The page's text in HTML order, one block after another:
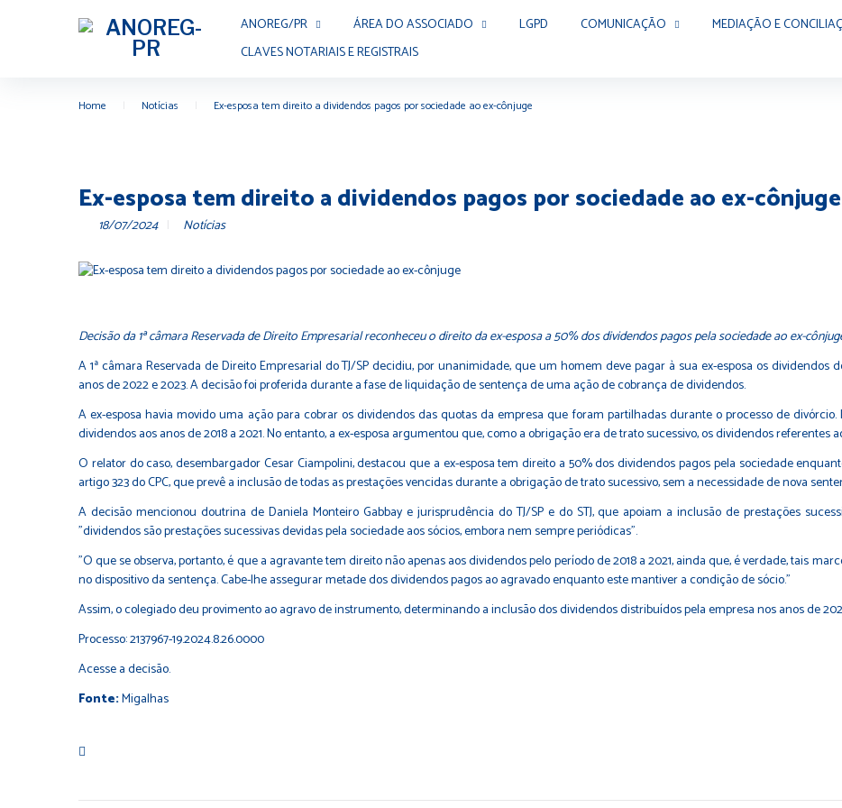
ANOREG/PR ÁREA DO ASSOCIADO LGPD COMUNICAÇÃO MEDIAÇÃO E
CLAVES NOTARIAIS E REGISTRAIS
Home Notícias Ex-esposa tem direito a dividendos pagos por sociedade ao ex-cônjuge
Ex-esposa tem direito a dividendos pagos por sociedade ao ex-cônjuge
18/07/2024 Notícias
Decisão da 1ª câmara Reservada de Direito Empresarial reconheceu o direito da ex-esposa a 50% dos dividendos pagos pela sociedade ao ex-
A 1ª câmara Reservada de Direito Empresarial do TJ/SP decidiu, por unanimidade, que um homem deve pagar à sua ex-esposa os dividendos
anos de 2022 e 2023. A decisão foi proferida durante a fase de liquidação de sentença de uma ação de cobrança de dividendos.
A ex-esposa havia movido uma ação para cobrar os dividendos das quotas da empresa que foram partilhadas durante o processo de
dividendos aos anos de 2018 a 2021. No entanto, a ex-esposa argumentou que, como a obrigação era de trato sucessivo, os dividendos
O relator do caso, desembargador Cesar Ciampolini, destacou que a ex-esposa tem direito a 50% dos dividendos pagos pela sociedade
artigo 323 do CPC, que prevê a inclusão de todas as prestações vencidas durante a obrigação de trato sucessivo, sem a necessidade de nova
A decisão mencionou doutrina de Daniela Monteiro Gabbay e jurisprudência do TJ/SP e do STJ, que apoiam a inclusão de prestações
"dividendos são prestações sucessivas devidas pela sociedade aos sócios, embora nem sempre periódicas".
"O que se observa, portanto, é que a agravante tem direito não apenas aos dividendos pelo período de 2018 a 2021, ainda que, é verdade, tais
no dispositivo da sentença. Cabe-lhe assegurar metade dos dividendos pagos ao agravado enquanto este mantiver a condição de sócio."
Assim, o colegiado deu provimento ao agravo de instrumento, determinando a inclusão dos dividendos distribuídos pela empresa nos anos de
Processo:2137967-19.2024.8.26.0000
Acesse adecisão.
Fonte:Migalhas